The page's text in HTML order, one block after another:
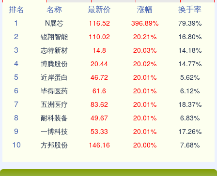
排名
名称 最新价 涨幅
换手率
1
N展芯 116.52 396.89% 79.39%
2 锐翔智能 110.02 20.21% 16.80%
3 志特新材 14.8 20.03% 14.18%
4 博腾股份 20.44 20.02% 14.77%
5 近岸蛋白 46.72 20.01% 5.62%
6 毕得医药 61.6 20.01% 6.12%
7 五洲医疗 83.62 20.01% 18.37%
8 耐科装备 49.67 20.01% 6.83%
9 一博科技 53.33 20.01% 17.26%
10 方邦股份 146.16 20.00% 7.68%